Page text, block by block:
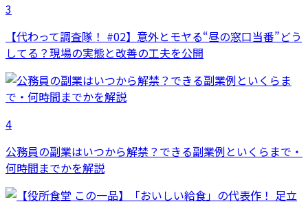
3
【代わって調査隊！ #02】意外とモヤる“昼の窓口当番”どう
してる？現場の実態と改善の工夫を公開
4
公務員の副業はいつから解禁？できる副業例といくらまで・
何時間までかを解説